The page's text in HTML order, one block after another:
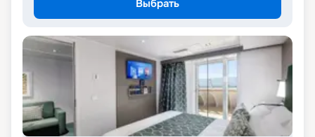
Выбрать